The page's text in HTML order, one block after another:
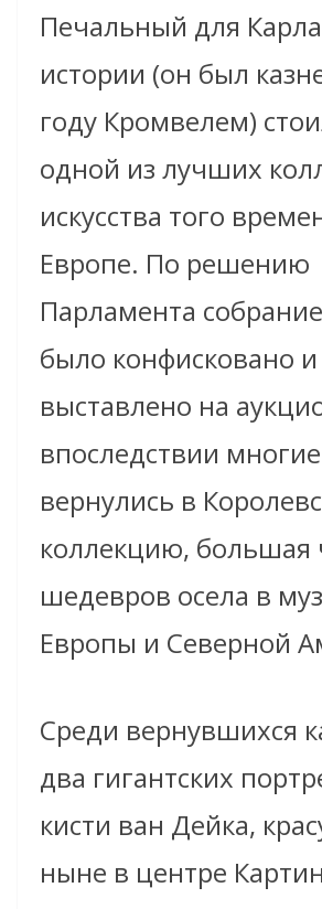
Печальный для
истории (он был
году Кромвелем)
одной из лучших
искусства того
Европе. По решению
Парламента
было конфисковано и
выставлено на
впоследствии
вернулись в
коллекцию, большая
шедевров осела в
Европы и Северной
Среди вернувшихся
два гигантских
кисти ван Дейка,
ныне в центре